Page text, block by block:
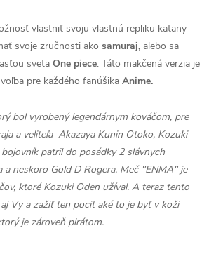
vlastniť svoju vlastnú repliku katany
svoje zručnosti ako samuraj, alebo sa
sveta One piece. Táto mäkčená verzia je
pre každého fanúšika Anime.
bol vyrobený legendárnym kováčom, pre
a veliteľa Akazaya Kunin Otoko, Kozuki
patril do posádky 2 slávnych
a neskoro Gold D Rogera. Meč "ENMA" je
ktoré Kozuki Oden užíval. A teraz tento
Vy a zažiť ten pocit aké to je byť v koži
je zároveň pirátom.